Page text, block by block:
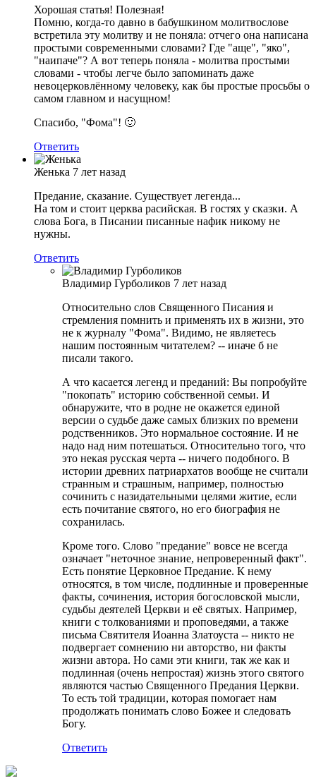
Хорошая статья! Полезная!
Помню, когда-то давно в бабушкином молитвослове
встретила эту молитву и не поняла: отчего она написана
простыми современными словами? Где "аще", "яко",
"наипаче"? А вот теперь поняла - молитва простыми
словами - чтобы легче было запоминать даже
невоцерковлённому человеку, как бы простые просьбы о
самом главном и насущном!
Спасибо, "Фома"! 🙂
Ответить
Женька 7 лет назад
Предание, сказание. Существует легенда...
На том и стоит церква расийская. В гостях у сказки. А
слова Бога, в Писании писанные нафик никому не
нужны.
Ответить
Владимир Гурболиков 7 лет назад
Относительно слов Священного Писания и
стремления помнить и применять их в жизни, это
не к журналу "Фома". Видимо, не являетесь
нашим постоянным читателем? -- иначе б не
писали такого.
А что касается легенд и преданий: Вы попробуйте
"покопать" историю собственной семьи. И
обнаружите, что в родне не окажется единой
версии о судьбе даже самых близких по времени
родственников. Это нормальное состояние. И не
надо над ним потешаться. Относительно того, что
это некая русская черта -- ничего подобного. В
истории древних патриархатов вообще не считали
странным и страшным, например, полностью
сочинить с назидательными целями житие, если
есть почитание святого, но его биография не
сохранилась.
Кроме того. Слово "предание" вовсе не всегда
означает "неточное знание, непроверенный факт".
Есть понятие Церковное Предание. К нему
относятся, в том числе, подлинные и проверенные
факты, сочинения, история богословской мысли,
судьбы деятелей Церкви и её святых. Например,
книги с толкованиями и проповедями, а также
письма Святителя Иоанна Златоуста -- никто не
подвергает сомнению ни авторство, ни факты
жизни автора. Но сами эти книги, так же как и
подлинная (очень непростая) жизнь этого святого
являются частью Священного Предания Церкви.
То есть той традиции, которая помогает нам
продолжать понимать слово Божее и следовать
Богу.
Ответить